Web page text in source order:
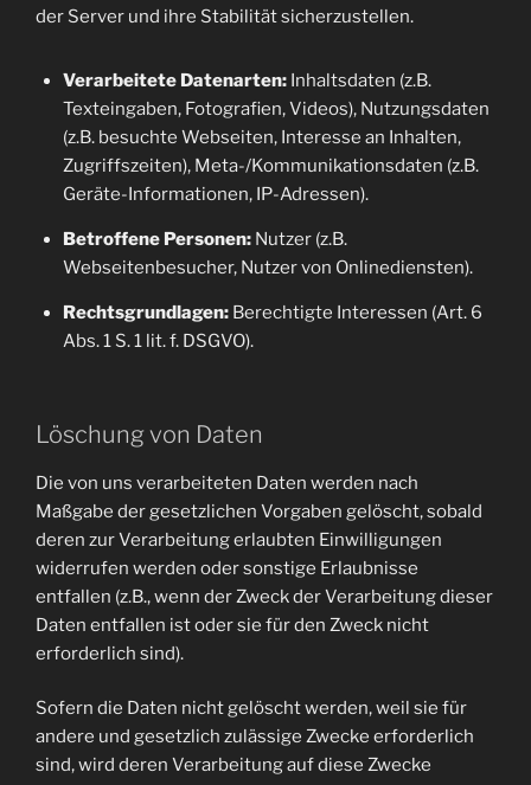
der Server und ihre Stabilität sicherzustellen.
Verarbeitete Datenarten:Inhaltsdaten (z.B.
Texteingaben, Fotografien, Videos), Nutzungsdaten
(z.B. besuchte Webseiten, Interesse an Inhalten,
Zugriffszeiten), Meta-/Kommunikationsdaten (z.B.
Geräte-Informationen, IP-Adressen).
Betroffene Personen:Nutzer (z.B.
Webseitenbesucher, Nutzer von Onlinediensten).
Rechtsgrundlagen:Berechtigte Interessen (Art. 6
Abs. 1 S. 1 lit. f. DSGVO).
Löschung von Daten
Die von uns verarbeiteten Daten werden nach
Maßgabe der gesetzlichen Vorgaben gelöscht, sobald
deren zur Verarbeitung erlaubten Einwilligungen
widerrufen werden oder sonstige Erlaubnisse
entfallen (z.B., wenn der Zweck der Verarbeitung dieser
Daten entfallen ist oder sie für den Zweck nicht
erforderlich sind).
Sofern die Daten nicht gelöscht werden, weil sie für
andere und gesetzlich zulässige Zwecke erforderlich
sind, wird deren Verarbeitung auf diese Zwecke